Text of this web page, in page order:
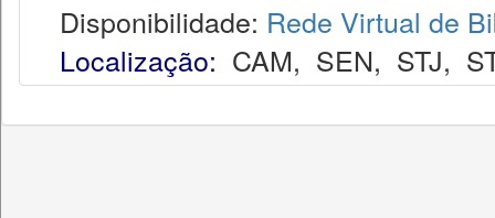
Disponibilidade: Rede Virtual de
Localização: CAM, SEN, STJ,